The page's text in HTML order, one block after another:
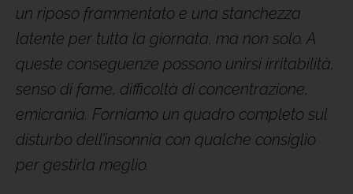
un riposo frammentato e una stanchezza
latente per tutta la giornata, ma non solo. A
queste conseguenze possono unirsi irritabilità,
senso di fame, difficoltà di concentrazione,
emicrania. Forniamo un quadro completo sul
disturbo dell’insonnia con qualche consiglio
per gestirla meglio.